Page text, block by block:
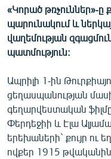
ՏԵՍԱՆՅՈՒԹԵՐ
ԲԱՆԱՎԵՃ
ՁԳՏԵԼՈՎ
ՓՈԴՔԱՍԹ
Հայերեն
English
Русский
«Կորած թռչուններ»-
պարունակում և
վաղեմության
պատմություն:
Ապրիլի 1-ին
ցեղասպանության
գեղարվեստական
Փերդեջիի և Էլա
երեխաների` քույր ու
ովքեր 1915